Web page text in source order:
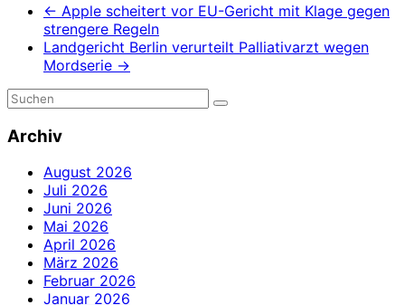
← Apple scheitert vor EU-Gericht mit Klage gegen
strengere Regeln
Landgericht Berlin verurteilt Palliativarzt wegen
Mordserie →
Archiv
August 2026
Juli 2026
Juni 2026
Mai 2026
April 2026
März 2026
Februar 2026
Januar 2026